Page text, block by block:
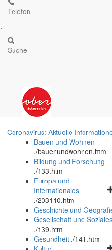
Telefon
.
Suche
.
Coronavirus: Aktuelle
Bauen und Wohnen
./bauenundwohnen.htm
Bildung und Forschung
./133.htm
Europa und
Internationales
./203110.htm
Geschichte und
Gesellschaft und Soziales
./139.htm
Gesundheit ./141.htm